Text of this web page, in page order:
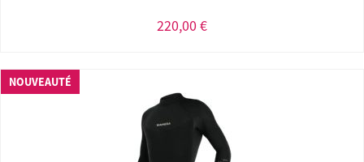
220,00 €
NOUVEAUTÉ